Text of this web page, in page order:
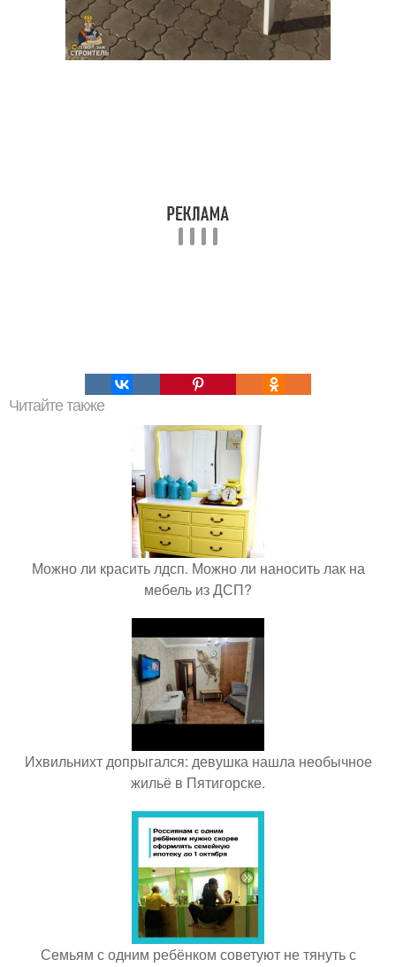
Читайте также
Можно ли красить лдсп. Можно ли наносить лак на
мебель из ДСП?
Ихвильнихт допрыгался: девушка нашла необычное
жильё в Пятигорске.
Семьям с одним ребёнком советуют не тянуть с